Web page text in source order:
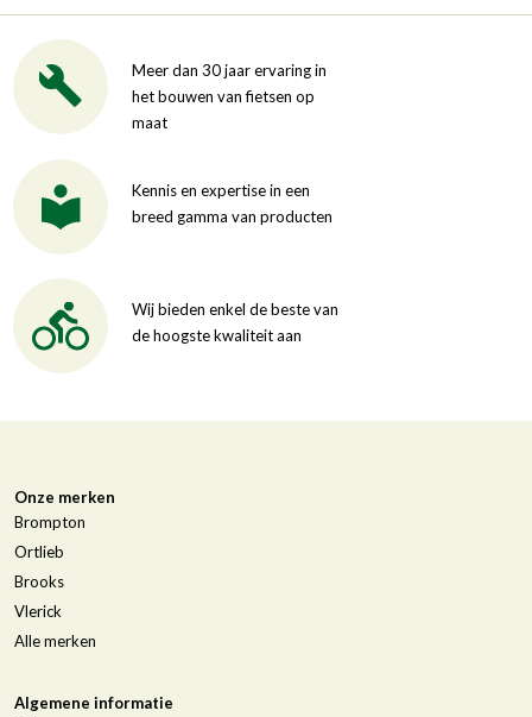
Meer dan 30 jaar ervaring in
het bouwen van fietsen op
maat
Kennis en expertise in een
breed gamma van producten
Wij bieden enkel de beste van
de hoogste kwaliteit aan
Onze merken
Brompton
Ortlieb
Brooks
Vlerick
Alle merken
Algemene informatie